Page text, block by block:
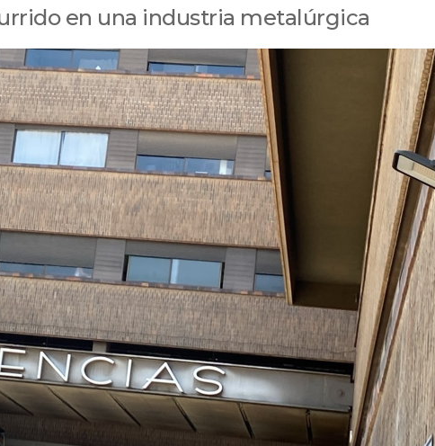
en una industria metalúrgica